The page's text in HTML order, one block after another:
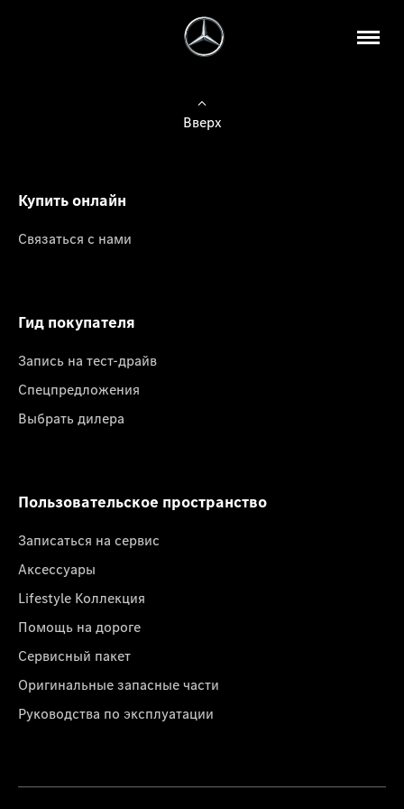
Вверх
Купить онлайн
Связаться с нами
Гид покупателя
Запись на тест-драйв
Спецпредложения
Выбрать дилера
Пользовательское пространство
Записаться на сервис
Аксессуары
Lifestyle Коллекция
Помощь на дороге
Сервисный пакет
Оригинальные запасные части
Руководства по эксплуатации